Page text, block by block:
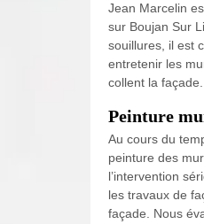
Jean Marcelin
sur Boujan Sur
souillures, il est
entretenir les
collent la
Peinture
Au cours du
peinture des
l’intervention
les travaux de
façade. Nous